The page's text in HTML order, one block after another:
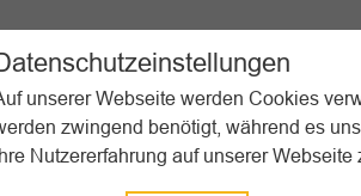
unserer Webseite werden Cookies
zwingend benötigt, während es
Nutzererfahrung auf unserer Webseite
Unterstützung Aktuelles
Beispiele Tauschbörse